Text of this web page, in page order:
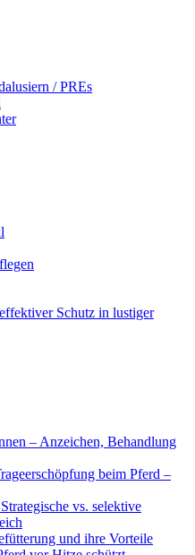
/ PREs
Schutz in lustiger
– Anzeichen, Behandlung
beim Pferd –
vs. selektive
und ihre Vorteile